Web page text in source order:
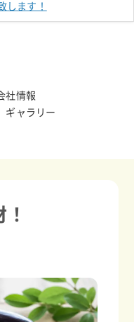
します！
社情報
ギャラリー